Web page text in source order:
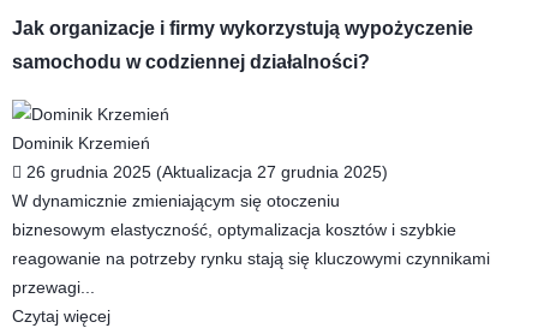
Jak organizacje i firmy wykorzystują wypożyczenie
samochodu w codziennej działalności?
Dominik Krzemień
26 grudnia 2025 (Aktualizacja 27 grudnia 2025)
W dynamicznie zmieniającym się otoczeniu
biznesowym elastyczność, optymalizacja kosztów i szybkie
reagowanie na potrzeby rynku stają się kluczowymi czynnikami
przewagi...
Czytaj więcej